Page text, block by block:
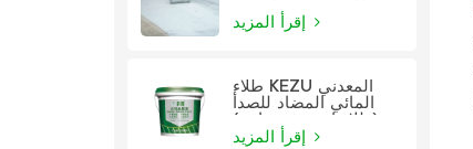
طلاء KEZU المعدني
المائي المضاد للصدأ